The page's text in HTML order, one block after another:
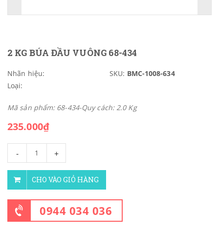
2 KG BÚA ĐẦU VUÔNG 68-434
Nhãn hiệu: SKU: BMC-1008-634
Loại:
Mã sản phẩm: 68-434-Quy cách: 2.0 Kg
235.000₫
- +
CHO VÀO GIỎ HÀNG
0944 034 036